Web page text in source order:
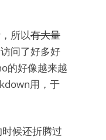
所以有大量
问了好多好
的好像越来越
用，于
候还折腾过